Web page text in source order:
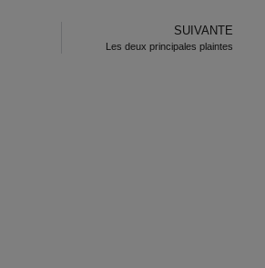
SUIVANTE
Les deux principales plaintes